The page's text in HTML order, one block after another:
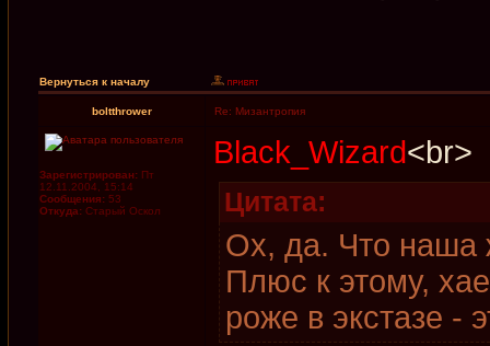
Вернуться к началу
boltthrower Re: Мизантропия
Зарегистрирован: Пт
12.11.2004, 15:14
Сообщения: 53
Откуда: Старый Оскол
Black_Wizard<br>
Цитата:
Ох, да. Что наша
Плюс к этому,
роже в экстазе -